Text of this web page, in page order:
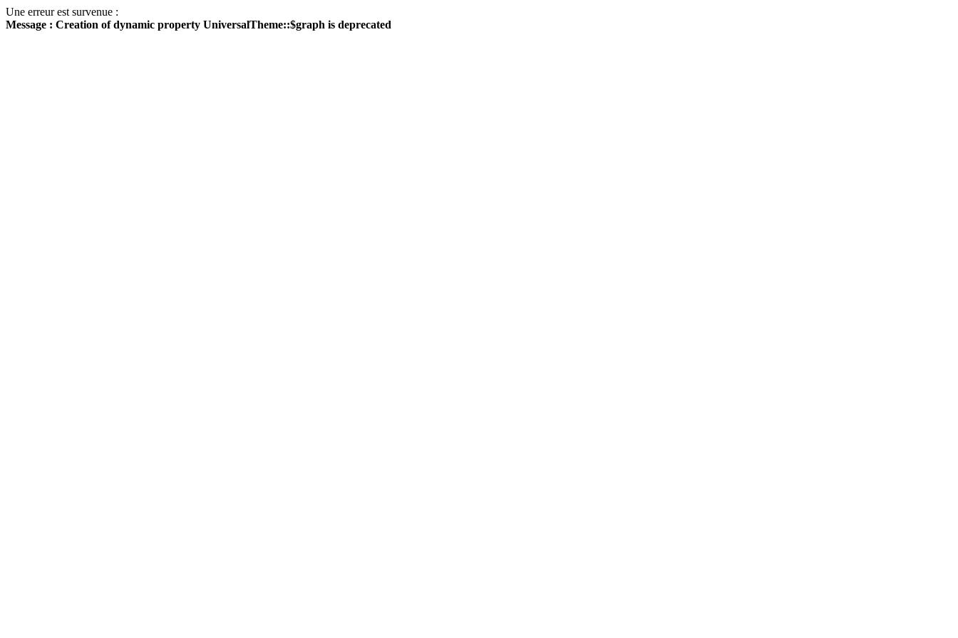
Une erreur est survenue :
Message : Creation of dynamic property UniversalTheme::$graph is deprecated